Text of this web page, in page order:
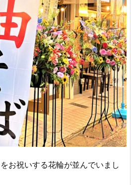
お祝いする花輪が並んでいまし